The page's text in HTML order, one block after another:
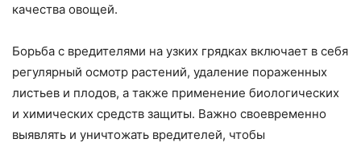
качества овощей.
Борьба с вредителями на узких грядках включает в себя
регулярный осмотр растений, удаление пораженных
листьев и плодов, а также применение биологических
и химических средств защиты. Важно своевременно
выявлять и уничтожать вредителей, чтобы